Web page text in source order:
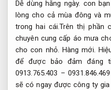
Dễ dùng hằng ngày. con
lòng cho cả mùa đông và
trong hai cái.Trên thị phần
chuyên cung cấp áo mưa
cho con nhỏ. Hàng mới.
để được bảo đảm đáng
0913.765.403 –
sẽ có ngay được công ty